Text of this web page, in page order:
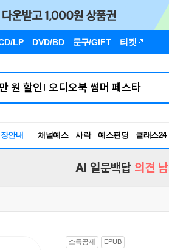
LP DVD/BD 문구/GIFT 티켓
안내 채널예스 사락 예스펀딩 클래스24
AI 일문백답 의견
소득공제 EPUB